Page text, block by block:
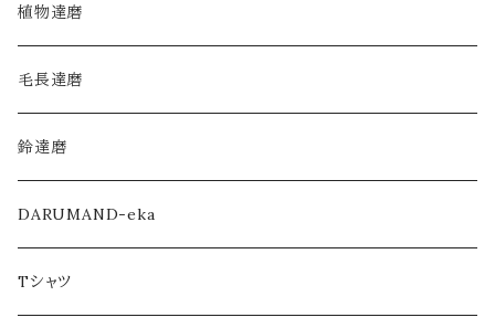
毛長達磨
植物達磨
毛長達磨
鈴達磨
DARUMAND-eka
Tシャツ